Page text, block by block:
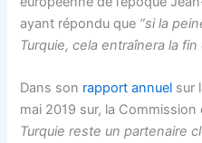
ayant répondu que “si la
Turquie, cela entraînera la
Dans son rapport annuel sur
mai 2019 sur, la Commission
Turquie reste un partenaire